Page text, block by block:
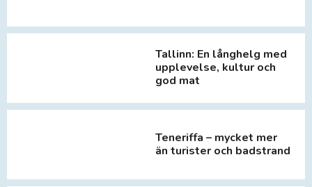
Tallinn: En långhelg med
upplevelse, kultur och
god mat
Teneriffa – mycket mer
än turister och badstrand